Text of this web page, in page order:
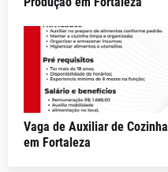
Vaga de Auxiliar de Cozinha
em Fortaleza